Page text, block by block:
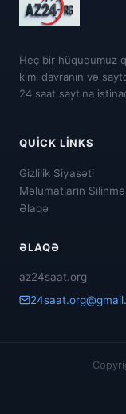
Heç bir hüququmuz
kimi davranın və
24 saat saytına
QUICK LINKS
Gizlilik Siyasəti
Məlumatların
Əlaqə
ƏLAQƏ
az24saat.org